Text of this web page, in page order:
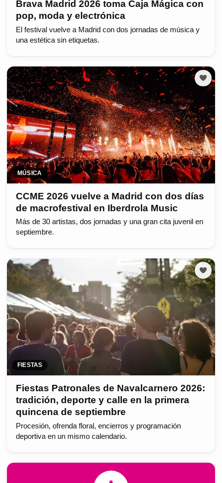
Brava Madrid 2026 toma Caja Mágica con
pop, moda y electrónica
El festival vuelve a Madrid con dos jornadas de música y
una estética sin etiquetas.
MÚSICA
CCME 2026 vuelve a Madrid con dos días
de macrofestival en Iberdrola Music
Más de 30 artistas, dos jornadas y una gran cita juvenil en
septiembre.
FIESTAS
Fiestas Patronales de Navalcarnero 2026:
tradición, deporte y calle en la primera
quincena de septiembre
Procesión, ofrenda floral, encierros y programación
deportiva en un mismo calendario.